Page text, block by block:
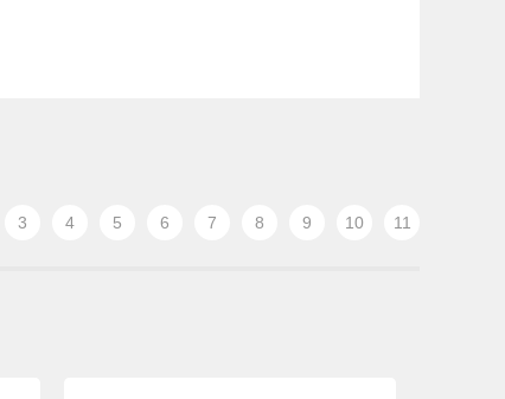
3 4 5 6 7 8 9 10 11